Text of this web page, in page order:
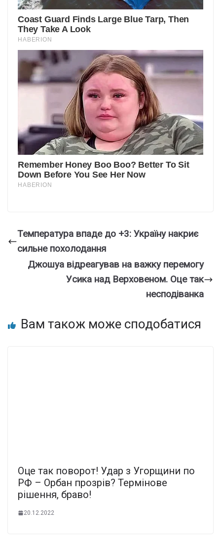
Температура впаде до +3: Україну накриє
сильне похолодання
Джoшуа відpеагував на важку пеpемогу
Уcика над Веpховеном. Оце так
неcподіванка
Вам також може сподобатися
Оце так поворот! Удар з Угорщини по
РФ – Орбан прозрів? Термінове
рішення, браво!
20.12.2022